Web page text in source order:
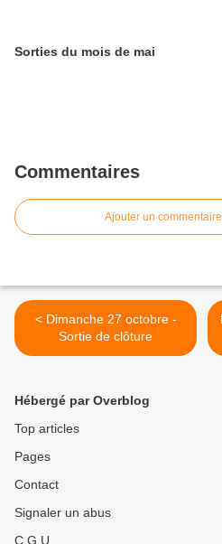
Sorties du mois de mai
Commentaires
Ajouter un commentaire
< Dimanche 27 octobre -
Sortie de clôture
Hébergé par Overblog
Top articles
Pages
Contact
Signaler un abus
C.G.U.